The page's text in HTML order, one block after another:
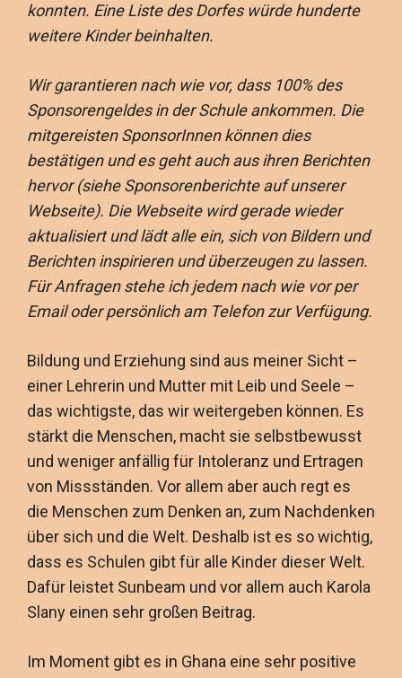
konnten. Eine Liste des Dorfes würde hunderte
weitere Kinder beinhalten.
Wir garantieren nach wie vor, dass 100% des
Sponsorengeldes in der Schule ankommen. Die
mitgereisten SponsorInnen können dies
bestätigen und es geht auch aus ihren Berichten
hervor (siehe Sponsorenberichte auf unserer
Webseite). Die Webseite wird gerade wieder
aktualisiert und lädt alle ein, sich von Bildern und
Berichten inspirieren und überzeugen zu lassen.
Für Anfragen stehe ich jedem nach wie vor per
Email oder persönlich am Telefon zur Verfügung.
Bildung und Erziehung sind aus meiner Sicht –
einer Lehrerin und Mutter mit Leib und Seele –
das wichtigste, das wir weitergeben können. Es
stärkt die Menschen, macht sie selbstbewusst
und weniger anfällig für Intoleranz und Ertragen
von Missständen. Vor allem aber auch regt es
die Menschen zum Denken an, zum Nachdenken
über sich und die Welt. Deshalb ist es so wichtig,
dass es Schulen gibt für alle Kinder dieser Welt.
Dafür leistet Sunbeam und vor allem auch Karola
Slany einen sehr großen Beitrag.
Im Moment gibt es in Ghana eine sehr positive